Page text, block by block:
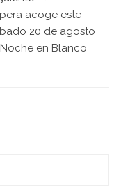
acoge este
20 de agosto
en Blanco